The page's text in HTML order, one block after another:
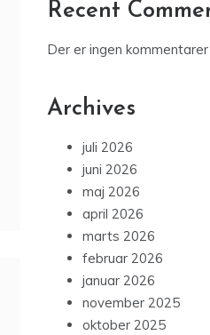
Recent
Der er ingen
Archives
juli 2026
juni 2026
maj 2026
april 2026
marts 2026
februar 2026
januar 2026
november 2025
oktober 2025